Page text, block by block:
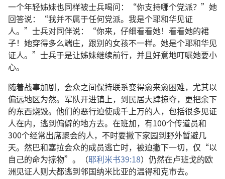
一个年轻姊妹也同样被士兵喝问：“你支持哪个党派？”她
回答说：“我并不属于任何党派。我是个耶和华见证
人。”士兵对同伴说：“你来，仔细看看她！看看她的裙
子！她穿得多么端庄，跟别的女孩不一样。她是个耶和华见
证人。”士兵于是让姊妹继续前行，并且好意地叮嘱她要小
心。
随着战事加剧，会众之间保持联系变得愈来愈困难，尤其以
偏远地区为然。军队开进镇上，到民居大肆掠夺，更把余下
的东西烧毁。他们的恶行迫使成千上万的人，包括很多见证
人在内，逃到偏僻的地方去。在班加，有100个传道员和
300个经常出席聚会的人，不时要撇下家园到野外暂避几
天。然巴和塞拉会众的成员逃亡时，被迫撇下一切，仅“以
自己的命为掠物”。（耶利米书39:18）仍然在卢班戈的欧
洲见证人则大都逃到邻国纳米比亚的温得和克市去。